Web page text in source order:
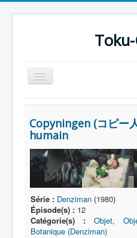
Basculer
la
Accueil
Toku-Actrices
Toku-Critiques
Séries
Films
COSAA
Dessins
Copyningen (コピー
humain
Série : Denziman (1980)
Épisode(s) : 12
Catégorie(s) :
Objet,
Botanique (Denziman)